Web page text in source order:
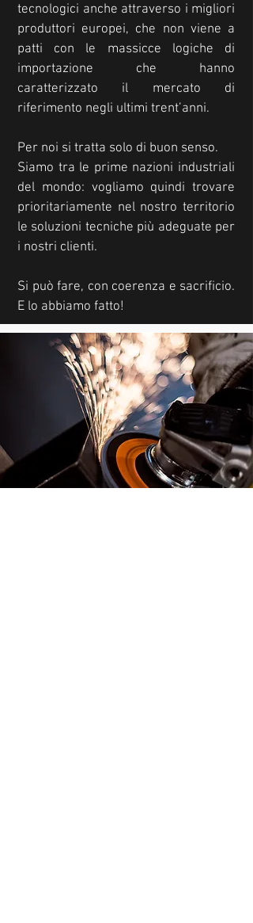
tecnologici anche attraverso i migliori
produttori europei, che non viene a
patti con le massicce logiche di
importazione che hanno
caratterizzato il mercato di
riferimento negli ultimi trent’anni.
Per noi si tratta solo di buon senso.
Siamo tra le prime nazioni industriali
del mondo: vogliamo quindi trovare
prioritariamente nel nostro territorio
le soluzioni tecniche più adeguate per
i nostri clienti.
Si può fare, con coerenza e sacrificio.
E lo abbiamo fatto!